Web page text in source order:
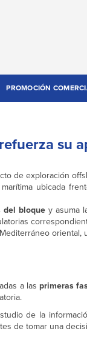
PROMOCIÓN
su
de exploración
ubicada
del bloquey asuma
a las primeras
de la
de tomar una